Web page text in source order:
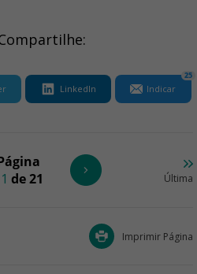
LinkedIn Indicar
25
de 21 Última
Imprimir Página